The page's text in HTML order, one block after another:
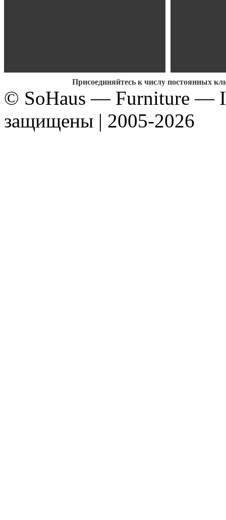
Присоединяйтесь к числу постоянных
© SoHaus — Furniture —
защищены | 2005-2026